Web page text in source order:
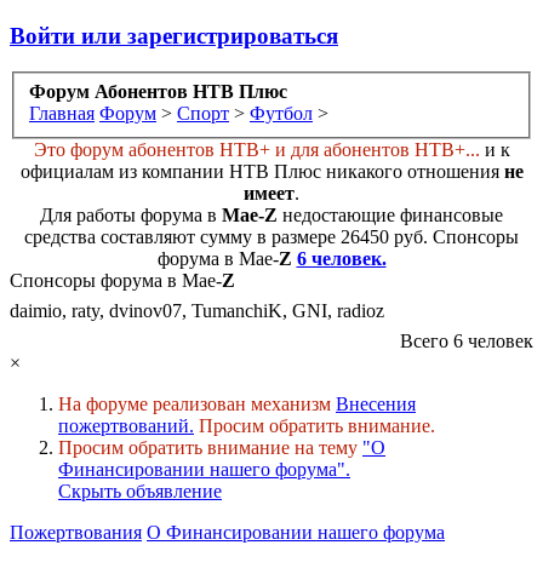
Войти или зарегистрироваться
Форум Абонентов НТВ Плюс
Главная Форум > Спорт > Футбол >
Это форум абонентов НТВ+ и для абонентов НТВ+... и к
официалам из компании НТВ Плюс никакого отношения не
имеет.
Для работы форума в Мае-Z недостающие финансовые
средства составляют сумму в размере 26450 руб. Cпонсоры
форума в Мае-Z 6 человек.
Спонсоры форума в Мае-Z
daimio, raty, dvinov07, TumanchiK, GNI, radioz
Всего 6 человек
×
На форуме реализован механизм Внесения
пожертвований. Просим обратить внимание.
Просим обратить внимание на тему "О
Финансировании нашего форума".
Скрыть объявление
Пожертвования О Финансировании нашего форума